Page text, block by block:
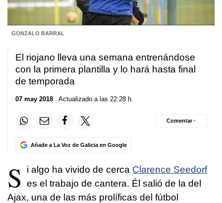
GONZALO BARRAL
El riojano lleva una semana entrenándose
con la primera plantilla y lo hará hasta final
de temporada
07 may 2018 . Actualizado a las 22:28 h.
Añade a La Voz de Galicia en Google
Comentar ·
S i algo ha vivido de cerca Clarence Seedorf
es el trabajo de cantera. Él salió de la del
Ajax, una de las más prolíficas del fútbol